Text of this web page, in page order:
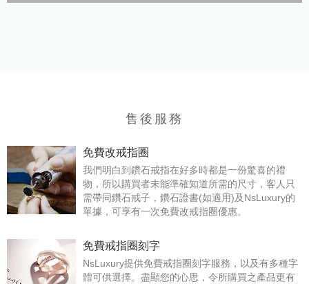
售後服務
免費改戒指圈
我們明白到鑽石戒指在好多時都是一份驚喜的禮
物，所以購買者未能準確知道所需的尺寸，客人只
需帶同鑽石戒子，鑽石證書(如適用)及NsLuxury的
單據，可享有一次免費改戒指圈優惠。
免費戒指圈刻字
NsLuxury提供免費戒指圈刻字服務，以及有多種字
體可供選擇。盡顯您的心思，令所購買之產品更有